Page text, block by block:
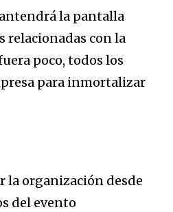
I've read and accept the
la pantalla
relacionadas con la
poco, todos los
para inmortalizar
la organización desde
del evento